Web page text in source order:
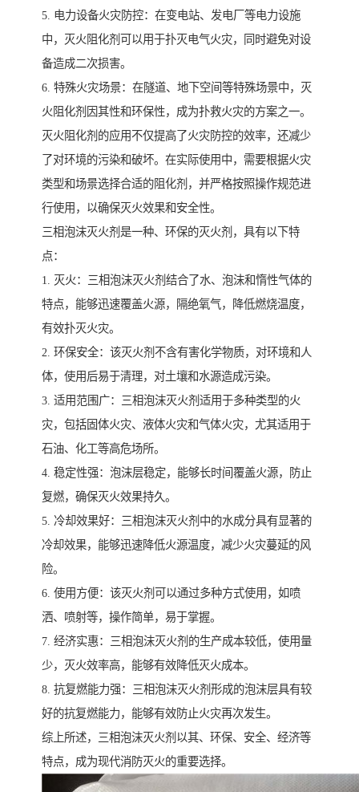
5. 电力设备火灾防控：在变电站、发电厂等电力设施
中，灭火阻化剂可以用于扑灭电气火灾，同时避免对设
备造成二次损害。
6. 特殊火灾场景：在隧道、地下空间等特殊场景中，灭
火阻化剂因其性和环保性，成为扑救火灾的方案之一。
灭火阻化剂的应用不仅提高了火灾防控的效率，还减少
了对环境的污染和破坏。在实际使用中，需要根据火灾
类型和场景选择合适的阻化剂，并严格按照操作规范进
行使用，以确保灭火效果和安全性。
三相泡沫灭火剂是一种、环保的灭火剂，具有以下特
点：
1. 灭火：三相泡沫灭火剂结合了水、泡沫和惰性气体的
特点，能够迅速覆盖火源，隔绝氧气，降低燃烧温度，
有效扑灭火灾。
2. 环保安全：该灭火剂不含有害化学物质，对环境和人
体，使用后易于清理，对土壤和水源造成污染。
3. 适用范围广：三相泡沫灭火剂适用于多种类型的火
灾，包括固体火灾、液体火灾和气体火灾，尤其适用于
石油、化工等高危场所。
4. 稳定性强：泡沫层稳定，能够长时间覆盖火源，防止
复燃，确保灭火效果持久。
5. 冷却效果好：三相泡沫灭火剂中的水成分具有显著的
冷却效果，能够迅速降低火源温度，减少火灾蔓延的风
险。
6. 使用方便：该灭火剂可以通过多种方式使用，如喷
洒、喷射等，操作简单，易于掌握。
7. 经济实惠：三相泡沫灭火剂的生产成本较低，使用量
少，灭火效率高，能够有效降低灭火成本。
8. 抗复燃能力强：三相泡沫灭火剂形成的泡沫层具有较
好的抗复燃能力，能够有效防止火灾再次发生。
综上所述，三相泡沫灭火剂以其、环保、安全、经济等
特点，成为现代消防灭火的重要选择。